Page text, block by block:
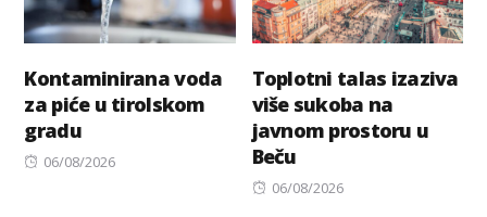
Kontaminirana voda
za piće u tirolskom
gradu
Posted
06/08/2026
Toplotni talas izaziva
više sukoba na
javnom prostoru u
Beču
Posted
06/08/2026